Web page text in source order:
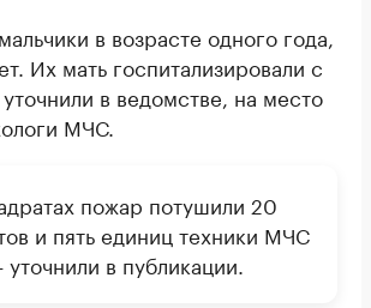
в возрасте одного года,
Их мать госпитализировали с
в ведомстве, на место
МЧС.
пожар потушили 20
и пять единиц техники МЧС
в публикации.